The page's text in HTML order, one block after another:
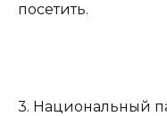
посетить.
3. Национальный